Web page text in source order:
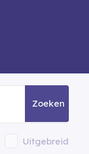
Zoeken
Uitgebreid